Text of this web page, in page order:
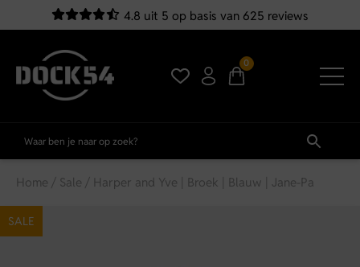
4.8 uit 5 op basis van 625 reviews
0
Home / Sale / Harper and Yve | Broek | Blauw | Jane-Pa
SALE